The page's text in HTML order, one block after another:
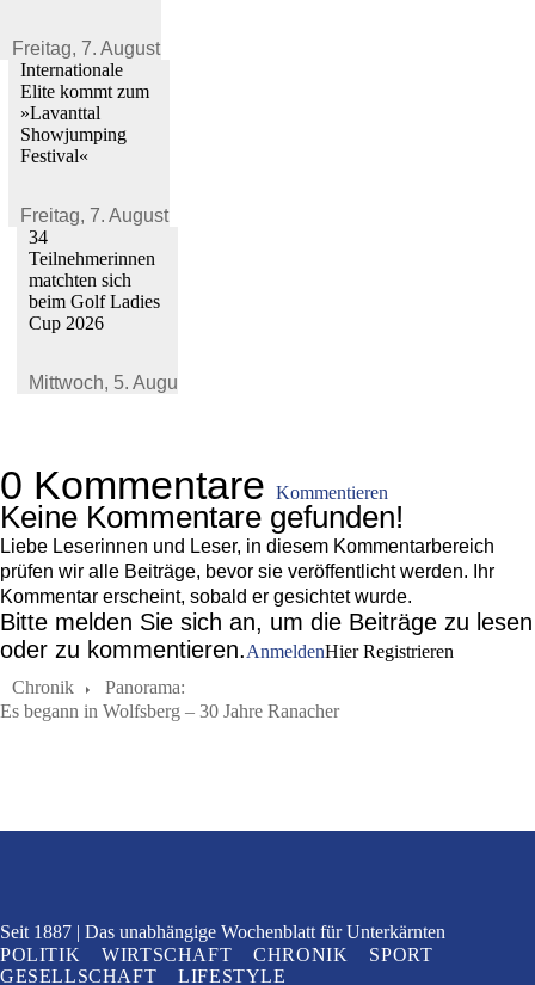
Freitag, 7. August 2026
Internationale
Elite kommt zum
»Lavanttal
Showjumping
Festival«
Freitag, 7. August 2026
34
Teilnehmerinnen
matchten sich
beim Golf Ladies
Cup 2026
Mittwoch, 5. August 2026
0 Kommentare Kommentieren
Keine Kommentare gefunden!
Liebe Leserinnen und Leser, in diesem Kommentarbereich
prüfen wir alle Beiträge, bevor sie veröffentlicht werden. Ihr
Kommentar erscheint, sobald er gesichtet wurde.
Bitte melden Sie sich an, um die Beiträge zu lesen
oder zu kommentieren.AnmeldenHier Registrieren
Chronik
Panorama:
Es begann in Wolfsberg – 30 Jahre Ranacher
Seit 1887 Das unabhängige Wochenblatt für Unterkärnten
POLITIK
WIRTSCHAFT CHRONIK
SPORT
GESELLSCHAFT
LIFESTYLE